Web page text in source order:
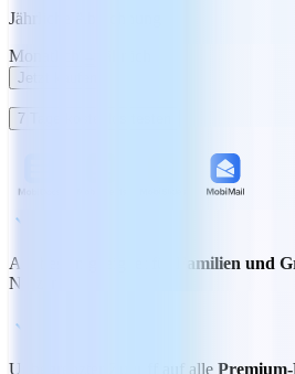
Jährliche Abrechnung
Monatlich
Jetzt kaufen
7 Tage kostenlos testen
Am besten geeignet für Familien und
Nutzer)
Unbegrenzter Zugriff auf alle Premium-